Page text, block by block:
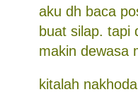
aku dh baca
buat silap. tapi
makin dewasa
kitalah